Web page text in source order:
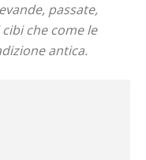
passate,
che come le
antica.